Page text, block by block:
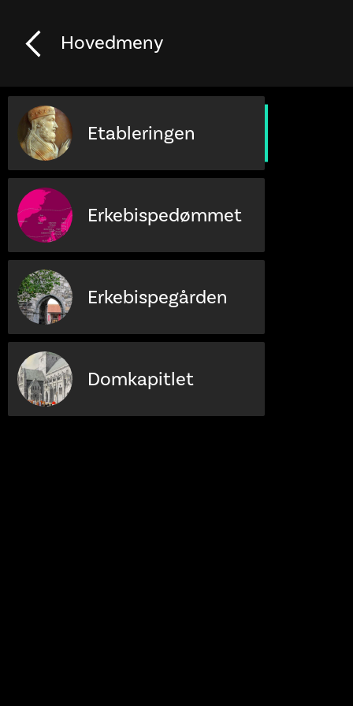
Hovedmeny
Etableringen
Erkebispedømmet
Erkebispegården
Domkapitlet